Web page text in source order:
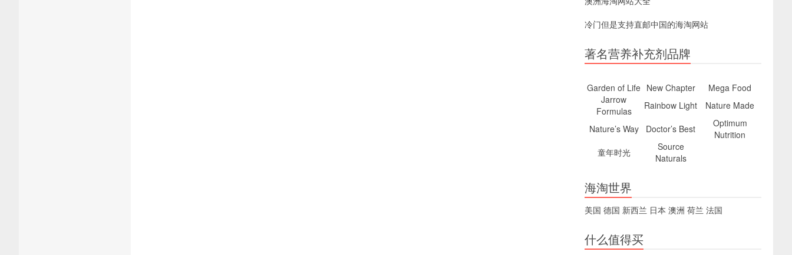
冷门但是支持直邮中国的海淘网站
著名营养补充剂品牌
Garden of Life New Chapter
Mega Food
Jarrow
Formulas
Rainbow Light
Nature Made
Nature’s Way
Doctor’s Best
Optimum
Nutrition
童年时光
Source
Naturals
海淘世界
美国 德国 新西兰 日本 澳洲 荷兰 法国
什么值得买